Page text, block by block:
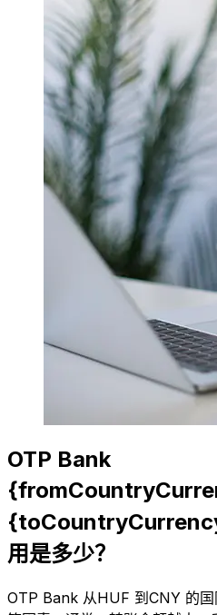
OTP Bank
用是多少？
OTP Bank 从HUF 到CNY 的